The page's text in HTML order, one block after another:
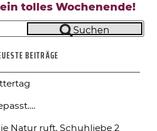
tolles Wochenende!
Suchen
BEITRÄGE
Natur ruft. Schuhliebe 2